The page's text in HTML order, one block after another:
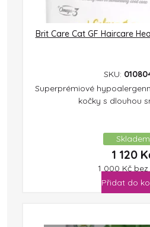
Brit Care Cat GF Haircare
SKU:
Superprémiové
kočky s dlouhou
Skladem
1 120
1 000 Kč bez
Přidat do